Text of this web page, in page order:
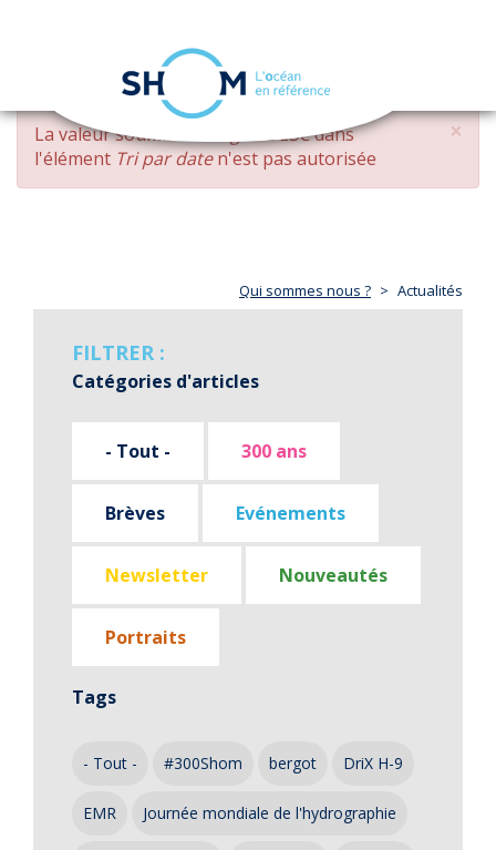
Aller
contenu
principal
navigation
×
MESSAGE
D'ERREUR
La valeur soumise changed DESCdans
l'élément Tri par daten'est pas autorisée
Qui sommes nous ? Actualités
FILTRER :
Catégories d'articles
- Tout - 300 ans
Brèves Evénements
Newsletter Nouveautés
Portraits
Tags
- Tout - #300Shom bergot DriX H-9
EMR Journée mondiale de l'hydrographie